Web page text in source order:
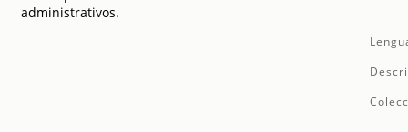
administrativos.